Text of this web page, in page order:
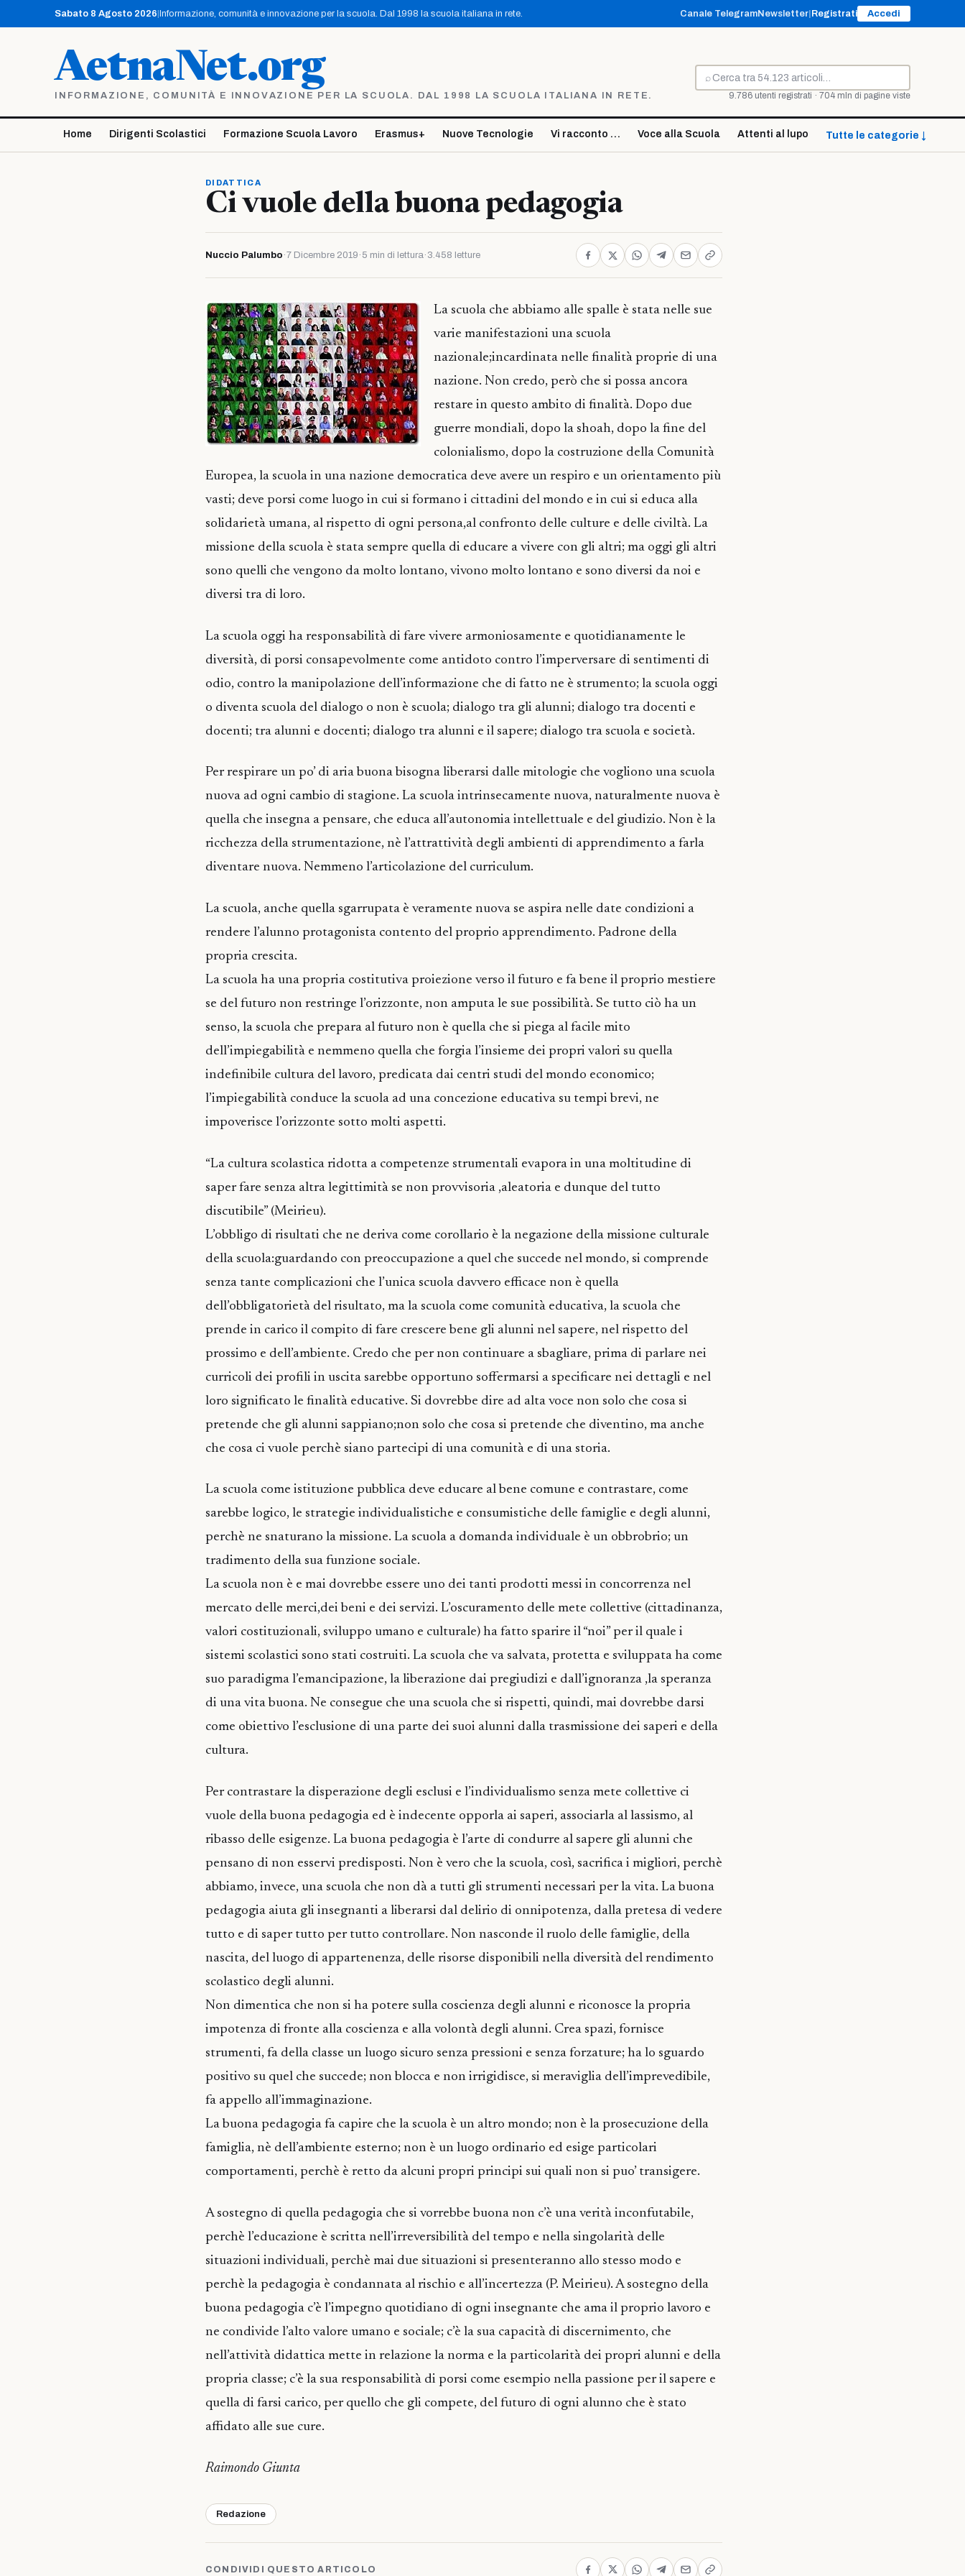
contenuto
Sabato 8 Agosto 2026 Informazione, comunità e innovazione per la scuola. Dal 1998 la scuola italiana in rete. Canale TelegramNewsletter Registrati Accedi
AetnaNet.org
INFORMAZIONE, COMUNITÀ E INNOVAZIONE PER LA SCUOLA. DAL 1998 LA SCUOLA ITALIANA IN RETE.
⌕
Cerca
9.786 utenti registrati · 704 mln di pagine viste
Home Dirigenti Scolastici Formazione Scuola Lavoro Erasmus+ Nuove Tecnologie Vi racconto … Voce alla Scuola Attenti al lupo Tutte le categorie ↓
DIDATTICA
Ci vuole della buona pedagogia
Nuccio Palumbo ·7 Dicembre 2019 · 5 min di lettura· 3.458 letture
La scuola che abbiamo alle spalle è stata nelle sue
varie manifestazioni una scuola
nazionale;incardinata nelle finalità proprie di una
nazione. Non credo, però che si possa ancora
restare in questo ambito di finalità. Dopo due
guerre mondiali, dopo la shoah, dopo la fine del
colonialismo, dopo la costruzione della Comunità
Europea, la scuola in una nazione democratica deve avere un respiro e un orientamento più
vasti; deve porsi come luogo in cui si formano i cittadini del mondo e in cui si educa alla
solidarietà umana, al rispetto di ogni persona,al confronto delle culture e delle civiltà. La
missione della scuola è stata sempre quella di educare a vivere con gli altri; ma oggi gli altri
sono quelli che vengono da molto lontano, vivono molto lontano e sono diversi da noi e
diversi tra di loro.
La scuola oggi ha responsabilità di fare vivere armoniosamente e quotidianamente le
diversità, di porsi consapevolmente come antidoto contro l’imperversare di sentimenti di
odio, contro la manipolazione dell’informazione che di fatto ne è strumento; la scuola oggi
o diventa scuola del dialogo o non è scuola; dialogo tra gli alunni; dialogo tra docenti e
docenti; tra alunni e docenti; dialogo tra alunni e il sapere; dialogo tra scuola e società.
Per respirare un po’ di aria buona bisogna liberarsi dalle mitologie che vogliono una scuola
nuova ad ogni cambio di stagione. La scuola intrinsecamente nuova, naturalmente nuova è
quella che insegna a pensare, che educa all’autonomia intellettuale e del giudizio. Non è la
ricchezza della strumentazione, nè l’attrattività degli ambienti di apprendimento a farla
diventare nuova. Nemmeno l’articolazione del curriculum.
La scuola, anche quella sgarrupata è veramente nuova se aspira nelle date condizioni a
rendere l’alunno protagonista contento del proprio apprendimento. Padrone della
propria crescita.
La scuola ha una propria costitutiva proiezione verso il futuro e fa bene il proprio mestiere
se del futuro non restringe l’orizzonte, non amputa le sue possibilità. Se tutto ciò ha un
senso, la scuola che prepara al futuro non è quella che si piega al facile mito
dell’impiegabilità e nemmeno quella che forgia l’insieme dei propri valori su quella
indefinibile cultura del lavoro, predicata dai centri studi del mondo economico;
l’impiegabilità conduce la scuola ad una concezione educativa su tempi brevi, ne
impoverisce l’orizzonte sotto molti aspetti.
“La cultura scolastica ridotta a competenze strumentali evapora in una moltitudine di
saper fare senza altra legittimità se non provvisoria ,aleatoria e dunque del tutto
discutibile” (Meirieu).
L’obbligo di risultati che ne deriva come corollario è la negazione della missione culturale
della scuola:guardando con preoccupazione a quel che succede nel mondo, si comprende
senza tante complicazioni che l’unica scuola davvero efficace non è quella
dell’obbligatorietà del risultato, ma la scuola come comunità educativa, la scuola che
prende in carico il compito di fare crescere bene gli alunni nel sapere, nel rispetto del
prossimo e dell’ambiente. Credo che per non continuare a sbagliare, prima di parlare nei
curricoli dei profili in uscita sarebbe opportuno soffermarsi a specificare nei dettagli e nel
loro significato le finalità educative. Si dovrebbe dire ad alta voce non solo che cosa si
pretende che gli alunni sappiano;non solo che cosa si pretende che diventino, ma anche
che cosa ci vuole perchè siano partecipi di una comunità e di una storia.
La scuola come istituzione pubblica deve educare al bene comune e contrastare, come
sarebbe logico, le strategie individualistiche e consumistiche delle famiglie e degli alunni,
perchè ne snaturano la missione. La scuola a domanda individuale è un obbrobrio; un
tradimento della sua funzione sociale.
La scuola non è e mai dovrebbe essere uno dei tanti prodotti messi in concorrenza nel
mercato delle merci,dei beni e dei servizi. L’oscuramento delle mete collettive (cittadinanza,
valori costituzionali, sviluppo umano e culturale) ha fatto sparire il “noi” per il quale i
sistemi scolastici sono stati costruiti. La scuola che va salvata, protetta e sviluppata ha come
suo paradigma l’emancipazione, la liberazione dai pregiudizi e dall’ignoranza ,la speranza
di una vita buona. Ne consegue che una scuola che si rispetti, quindi, mai dovrebbe darsi
come obiettivo l’esclusione di una parte dei suoi alunni dalla trasmissione dei saperi e della
cultura.
Per contrastare la disperazione degli esclusi e l’individualismo senza mete collettive ci
vuole della buona pedagogia ed è indecente opporla ai saperi, associarla al lassismo, al
ribasso delle esigenze. La buona pedagogia è l’arte di condurre al sapere gli alunni che
pensano di non esservi predisposti. Non è vero che la scuola, così, sacrifica i migliori, perchè
abbiamo, invece, una scuola che non dà a tutti gli strumenti necessari per la vita. La buona
pedagogia aiuta gli insegnanti a liberarsi dal delirio di onnipotenza, dalla pretesa di vedere
tutto e di saper tutto per tutto controllare. Non nasconde il ruolo delle famiglie, della
nascita, del luogo di appartenenza, delle risorse disponibili nella diversità del rendimento
scolastico degli alunni.
Non dimentica che non si ha potere sulla coscienza degli alunni e riconosce la propria
impotenza di fronte alla coscienza e alla volontà degli alunni. Crea spazi, fornisce
strumenti, fa della classe un luogo sicuro senza pressioni e senza forzature; ha lo sguardo
positivo su quel che succede; non blocca e non irrigidisce, si meraviglia dell’imprevedibile,
fa appello all’immaginazione.
La buona pedagogia fa capire che la scuola è un altro mondo; non è la prosecuzione della
famiglia, nè dell’ambiente esterno; non è un luogo ordinario ed esige particolari
comportamenti, perchè è retto da alcuni propri principi sui quali non si puo’ transigere.
A sostegno di quella pedagogia che si vorrebbe buona non c’è una verità inconfutabile,
perchè l’educazione è scritta nell’irreversibilità del tempo e nella singolarità delle
situazioni individuali, perchè mai due situazioni si presenteranno allo stesso modo e
perchè la pedagogia è condannata al rischio e all’incertezza (P. Meirieu). A sostegno della
buona pedagogia c’è l’impegno quotidiano di ogni insegnante che ama il proprio lavoro e
ne condivide l’alto valore umano e sociale; c’è la sua capacità di discernimento, che
nell’attività didattica mette in relazione la norma e la particolarità dei propri alunni e della
propria classe; c’è la sua responsabilità di porsi come esempio nella passione per il sapere e
quella di farsi carico, per quello che gli compete, del futuro di ogni alunno che è stato
affidato alle sue cure.
Raimondo Giunta
Redazione
CONDIVIDI QUESTO ARTICOLO